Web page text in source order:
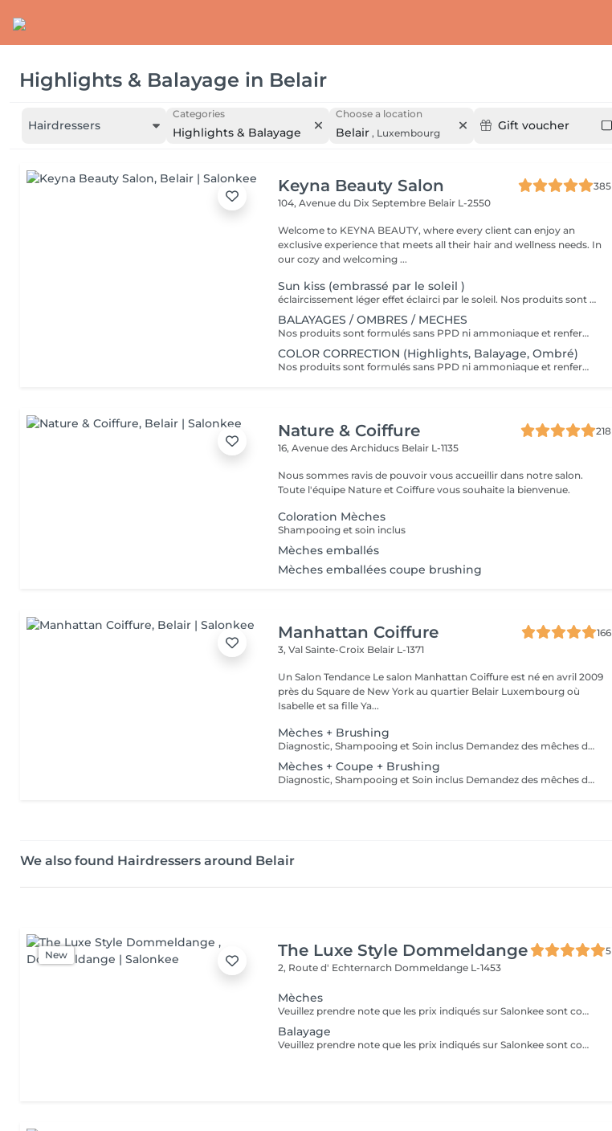
Highlights & Balayage in Belair
Hairdressers
Categories
Highlights & Balayage
Choose a location
Belair, Luxembourg
Gift voucher
Keyna Beauty Salon
385
104, Avenue du Dix Septembre Belair L-2550
Welcome to KEYNA BEAUTY, where every client can enjoy an
exclusive experience that meets all their hair and wellness needs. In
our cozy and welcoming ...
Sun kiss (embrassé par le soleil )
éclaircissement léger effet éclairci par le soleil. Nos produits sont formulés sans PPD ni ammoniaque et renferment des ingrédients d'origine naturelle comme l'aloe vera, le miel, le beurre de karité et la grenade. VEUILLEZ SÉLECTIONNER LE COIFFAGE PAR LA SUITE DE VOTRE RÉSERVATION SVP
BALAYAGES / OMBRES / MECHES
Nos produits sont formulés sans PPD ni ammoniaque et renferment des ingrédients d'origine naturelle comme l'aloe vera, le miel, le beurre de karité et la grenade. VEUILLEZ SÉLECTIONNER LE COIFFAGE PAR LA SUITE DE VOTRE RÉSERVATION SVP
COLOR CORRECTION (Highlights, Balayage, Ombré)
Nos produits sont formulés sans PPD ni ammoniaque et renferment des ingrédients d'origine naturelle comme l'aloe vera, le miel, le beurre de karité et la grenade. VEUILLEZ SÉLECTIONNER LE COIFFAGE PAR LA SUITE DE VOTRE RÉSERVATION SVP
Nature & Coiffure
218
16, Avenue des Archiducs Belair L-1135
Nous sommes ravis de pouvoir vous accueillir dans notre salon.
Toute l'équipe Nature et Coiffure vous souhaite la bienvenue.
Coloration Mèches
Shampooing et soin inclus
Mèches emballés
Mèches emballées coupe brushing
Manhattan Coiffure
166
3, Val Sainte-Croix Belair L-1371
Un Salon Tendance Le salon Manhattan Coiffure est né en avril 2009
près du Square de New York au quartier Belair Luxembourg où
Isabelle et sa fille Ya...
Mèches + Brushing
Diagnostic, Shampooing et Soin inclus Demandez des mêches dernière tendance à Manhattan Coiffure
Mèches + Coupe + Brushing
Diagnostic, Shampooing et Soin inclus Demandez des mêches dernière tendance à Manhattan Coiffure
We also found Hairdressers around Belair
New The Luxe Style Dommeldange
5
2, Route d' Echternarch Dommeldange L-1453
Mèches
Veuillez prendre note que les prix indiqués sur Salonkee sont communiqués à titre informatif et s'entendent de base. Ces derniers sont susceptibles de varier selon le diagnostic réalisé à votre arrivée au salon et l'expertise du professionnel à qui vous confiez votre beauté. Dans tous les cas, un devis précis vous sera proposé et toutes réalisations de prestations seront effectuées avec votre accord. Un grand merci d'avance pour votre compréhension. Au plaisir de vous recevoir très vite.
Balayage
Veuillez prendre note que les prix indiqués sur Salonkee sont communiqués à titre informatif et s'entendent de base. Ces derniers sont susceptibles de varier selon le diagnostic réalisé à votre arrivée au salon et l'expertise du professionnel à qui vous confiez votre beauté. Dans tous les cas, un devis précis vous sera proposé et toutes réalisations de prestations seront effectuées avec votre accord. Un grand merci d'avance pour votre compréhension. Au plaisir de vous recevoir très vite.